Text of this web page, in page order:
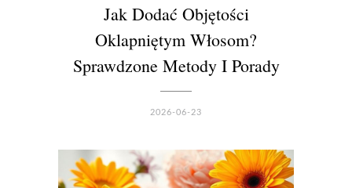
Jak Dodać Objętości
Oklapniętym Włosom?
Sprawdzone Metody I Porady
2026-06-23